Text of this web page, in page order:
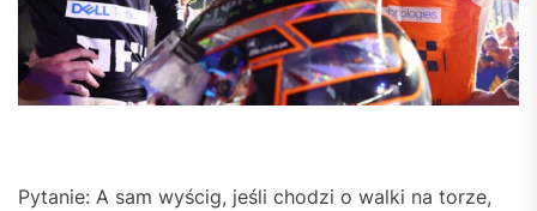
Pytanie: A sam wyścig, jeśli chodzi o walki na torze,